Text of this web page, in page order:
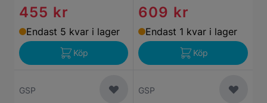
455 kr
Endast 5 kvar i lager
Köp
609 kr
Endast 1 kvar i lager
Köp
GSP GSP